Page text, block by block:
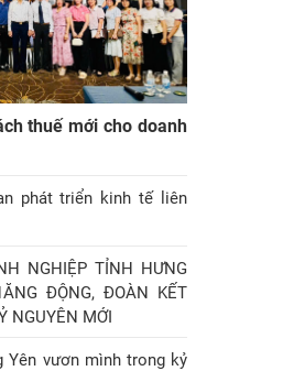
thuế mới cho doanh
phát triển kinh tế liên
NGHIỆP TỈNH HƯNG
ĐỘNG, ĐOÀN KẾT
NGUYÊN MỚI
Yên vươn mình trong kỷ